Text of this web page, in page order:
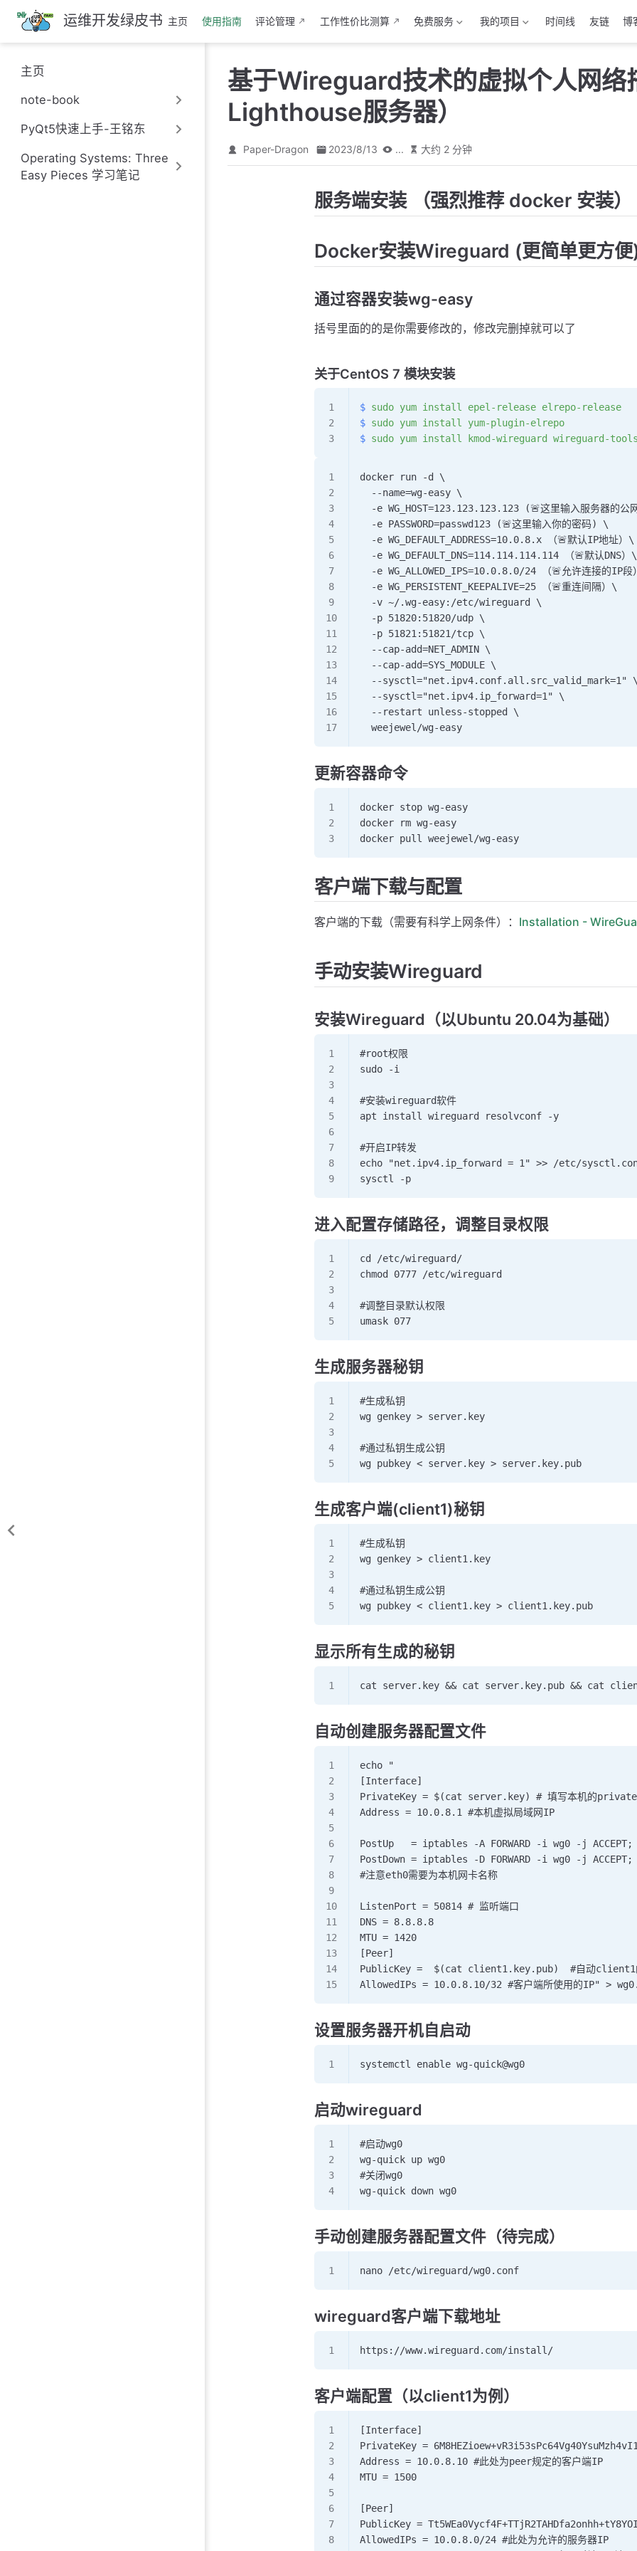
跳
至
主
要
內
运维开发绿皮书 主页 使用指南 评论管理 工作性价比测算 免费服务 我的项目 时间线 友链 博
主页
note-book
PyQt5快速上手-王铭东
Operating Systems: Three
Easy Pieces 学习笔记
基于Wireguard技术的虚拟个人网络
Lighthouse服务器）
Paper-Dragon 2023/8/13 ... 大约 2 分钟
服务端安装 （强烈推荐 docker 安装）
Docker安装Wireguard (更简单更方
通过容器安装wg-easy
括号里面的的是你需要修改的，修改完删掉就可以了
关于CentOS 7 模块安装
$ sudo yum install epel-release elrepo-release
$ sudo yum install
yum-plugin-elrepo
$ sudo yum install kmod-wireguard wireguard-
docker run -d \
  --name=wg-easy \
-e WG_HOST=123.123.123.123 (🚨这里输入服务器的公
  -e PASSWORD=passwd123 (🚨这里输入你的密码) \
  -e WG_DEFAULT_ADDRESS=10.0.8.x （🚨默认IP地址）\
  -e WG_DEFAULT_DNS=114.114.114.114 （🚨默认DNS）\
-e WG_ALLOWED_IPS=10.0.8.0/24 （🚨允许连接的IP段
  -e WG_PERSISTENT_KEEPALIVE=25 （🚨重连间隔）\
  -v ~/.wg-easy:/etc/wireguard \
  -p 51820:51820/udp \
  -p 51821:51821/tcp \
  --cap-add=NET_ADMIN \
  --cap-add=SYS_MODULE \
--sysctl="net.ipv4.conf.all.src_valid_mark=1"
  --sysctl="net.ipv4.ip_forward=1" \
  --restart unless-stopped \
  weejewel/wg-easy
更新容器命令
docker stop wg-easy
docker rm wg-easy
docker pull weejewel/wg-easy
客户端下载与配置
客户端的下载（需要有科学上网条件）： Installation -
手动安装Wireguard
安装Wireguard（以Ubuntu 20.04为基础）
#root权限
sudo -i
#安装wireguard软件
apt install wireguard resolvconf -y
#开启IP转发
echo "net.ipv4.ip_forward = 1" >> /etc/
sysctl -p
进入配置存储路径，调整目录权限
cd /etc/wireguard/
chmod 0777 /etc/wireguard
#调整目录默认权限
umask 077
生成服务器秘钥
#生成私钥
wg genkey > server.key
#通过私钥生成公钥
wg pubkey < server.key > server.key.pub
生成客户端(client1)秘钥
#生成私钥
wg genkey > client1.key
#通过私钥生成公钥
wg pubkey < client1.key > client1.key.pub
显示所有生成的秘钥
cat server.key && cat server.key.pub && cat
自动创建服务器配置文件
echo "
[Interface]
PrivateKey = $(cat server.key) # 填写本机的
Address = 10.0.8.1 #本机虚拟局域网IP
PostUp   = iptables -A FORWARD -i wg0 -j ACCEPT;
PostDown = iptables -D FORWARD -i wg0 -j
#注意eth0需要为本机网卡名称
ListenPort = 50814 # 监听端口
DNS = 8.8.8.8
MTU = 1420
[Peer]
PublicKey =  $(cat client1.key.pub)  #自动client1
AllowedIPs = 10.0.8.10/32 #客户端所使用的IP" >
设置服务器开机自启动
systemctl enable wg-quick@wg0
启动wireguard
#启动wg0
wg-quick up wg0
#关闭wg0
wg-quick down wg0
手动创建服务器配置文件（待完成）
nano /etc/wireguard/wg0.conf
wireguard客户端下载地址
https://www.wireguard.com/install/
客户端配置（以client1为例）
[Interface]
PrivateKey =
Address = 10.0.8.10 #此处为peer规定的客户端IP
MTU = 1500
[Peer]
PublicKey =
AllowedIPs = 10.0.8.0/24 #此处为允许的服务器IP